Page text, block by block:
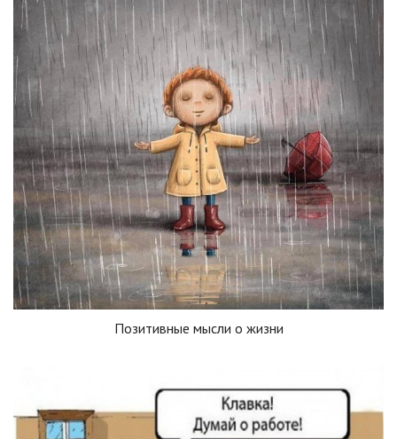
Позитивные мысли о жизни